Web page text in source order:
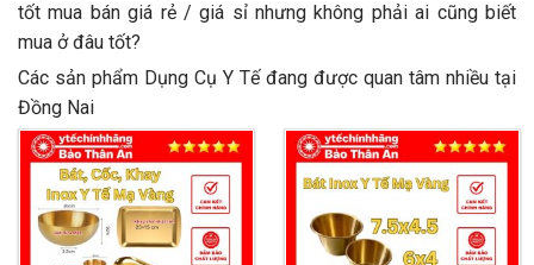
tốt mua bán giá rẻ / giá sỉ nhưng không phải ai cũng biết
mua ở đâu tốt?
Các sản phẩm Dụng Cụ Y Tế đang được quan tâm nhiều tại
Đồng Nai